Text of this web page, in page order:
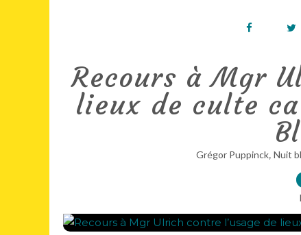
Recours à Mgr
lieux de culte
Grégor Puppinck, Nuit